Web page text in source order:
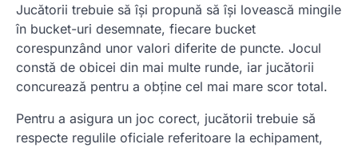
Jucătorii trebuie să își propună să își lovească mingile
în bucket-uri desemnate, fiecare bucket
corespunzând unor valori diferite de puncte. Jocul
constă de obicei din mai multe runde, iar jucătorii
concurează pentru a obține cel mai mare scor total.
Pentru a asigura un joc corect, jucătorii trebuie să
respecte regulile oficiale referitoare la echipament,